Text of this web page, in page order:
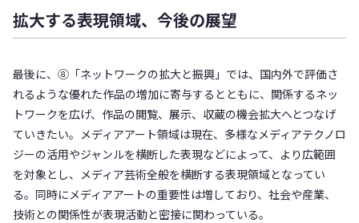
拡大する表現領域、今後の展望
最後に、⑧「ネットワークの拡大と振興」では、国内外で評価さ
れるような優れた作品の増加に寄与するとともに、関係するネッ
トワークを広げ、作品の閲覧、展示、収蔵の機会拡大へとつなげ
ていきたい。メディアアート領域は現在、多様なメディアテクノロ
ジーの活用やジャンルを横断した表現などによって、より広範囲
を対象とし、メディア芸術全般を横断する表現領域となってい
る。同時にメディアアートの重要性は増しており、社会や産業、
技術との関係性が表現活動と密接に関わっている。